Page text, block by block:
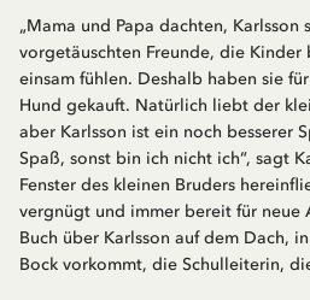
„Mama und Papa dachten, Karlsson
vorgetäuschten Freunde, die Kinder
einsam fühlen. Deshalb haben sie
Hund gekauft. Natürlich liebt der
aber Karlsson ist ein noch besserer
Spaß, sonst bin ich nicht ich“, sagt
Fenster des kleinen Bruders
vergnügt und immer bereit für neue
Buch über Karlsson auf dem Dach,
Bock vorkommt, die Schulleiterin,